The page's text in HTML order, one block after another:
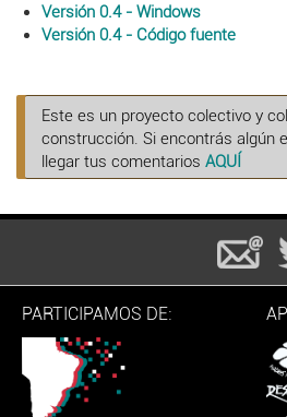
Versión 0.4 - Windows
Versión 0.4 - Código fuente
Este es un proyecto colectivo y
construcción. Si encontrás algún
llegar tus comentarios AQUÍ
PARTICIPAMOS DE: